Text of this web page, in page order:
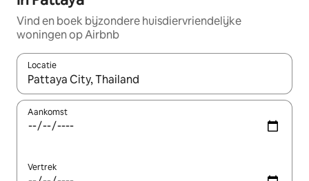
Vind en boek bijzondere huisdiervriendelijke
woningen op Airbnb
Locatie
Wanneer er suggesties beschikbaar zijn, maak je een keuze
Aankomst
Vertrek